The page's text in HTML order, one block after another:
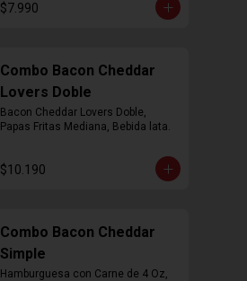
$7.990
Combo Bacon Cheddar
Lovers Doble
Bacon Cheddar Lovers Doble,
Papas Fritas Mediana, Bebida lata.
$10.190
Combo Bacon Cheddar
Simple
Hamburguesa con Carne de 4 Oz,